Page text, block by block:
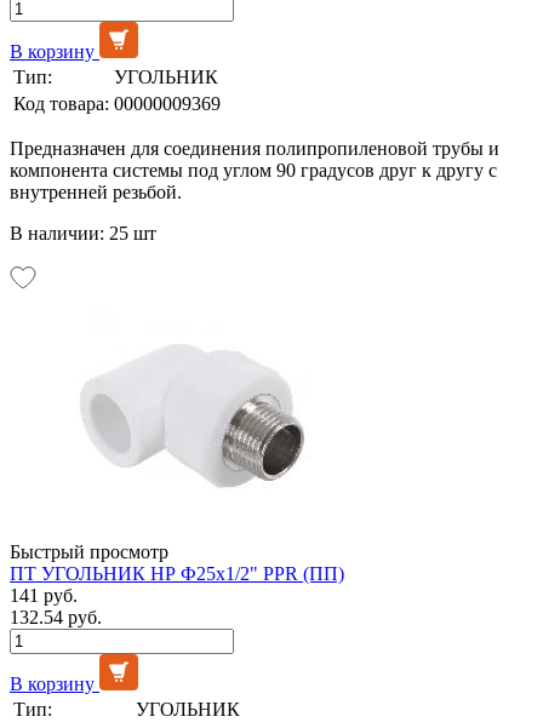
В корзину
Тип:
УГОЛЬНИК
Код товара: 00000009369
Предназначен для соединения полипропиленовой трубы и
компонента системы под углом 90 градусов друг к другу с
внутренней резьбой.
В наличии: 25 шт
Быстрый просмотр
ПТ УГОЛЬНИК НР Ф25х1/2" PPR (ПП)
141 руб.
132.54 руб.
В корзину
Тип:
УГОЛЬНИК